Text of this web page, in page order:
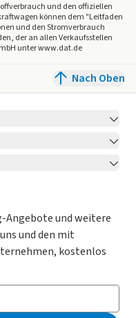
und den offiziellen
können dem "Leitfaden
und den Stromverbrauch
der an allen Verkaufsstellen
unter www.dat.de
Nach Oben
Angebote und weitere
und den mit
kostenlos